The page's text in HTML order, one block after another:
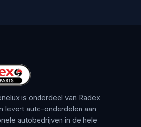
is onderdeel van Radex
levert auto-onderdelen aan
autobedrijven in de hele